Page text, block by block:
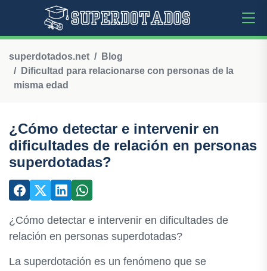
superdotados.net
Blog
Dificultad para relacionarse con personas de la
misma edad
¿Cómo detectar e intervenir en
dificultades de relación en personas
superdotadas?
¿Cómo detectar e intervenir en dificultades de
relación en personas superdotadas?
La superdotación es un fenómeno que se